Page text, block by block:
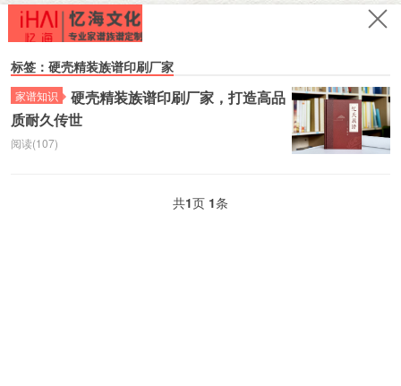
标签：硬壳精装族谱印刷厂家
家谱知识
硬壳精装族谱印刷厂家，打造高品
质耐久传世
阅读(107)
共1页 1条